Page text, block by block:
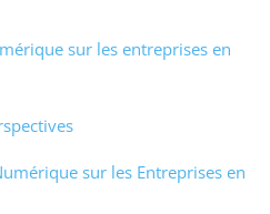
sur les entreprises en
sur les Entreprises en